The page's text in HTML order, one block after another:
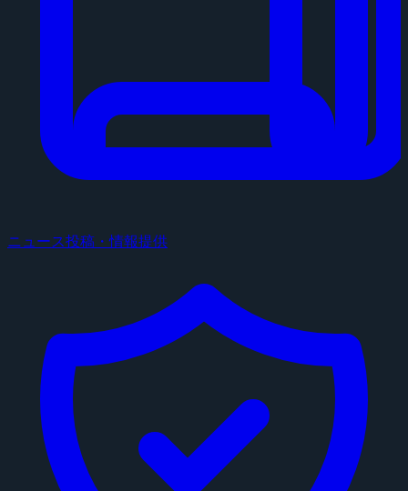
ニュース投稿・情報提供